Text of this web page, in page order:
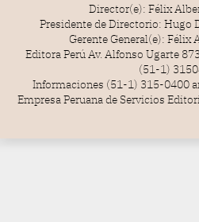
Director(e): Félix
Presidente de Directorio: Hugo
Gerente General(e): Félix
Editora Perú Av. Alfonso Ugarte
(51-1)
Informaciones (51-1) 315-0400
Empresa Peruana de Servicios